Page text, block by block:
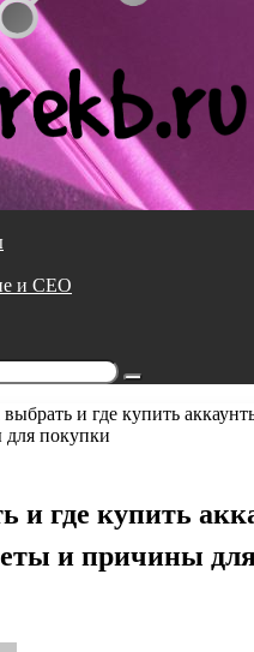
и СЕО
Поиск...
и где купить
покупки
и где купить
и причины